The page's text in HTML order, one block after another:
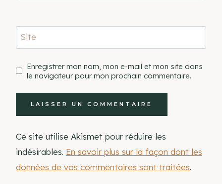
Site
Enregistrer mon nom, mon e-mail et mon site dans
le navigateur pour mon prochain commentaire.
Ce site utilise Akismet pour réduire les
indésirables. En savoir plus sur la façon dont les
données de vos commentaires sont traitées.